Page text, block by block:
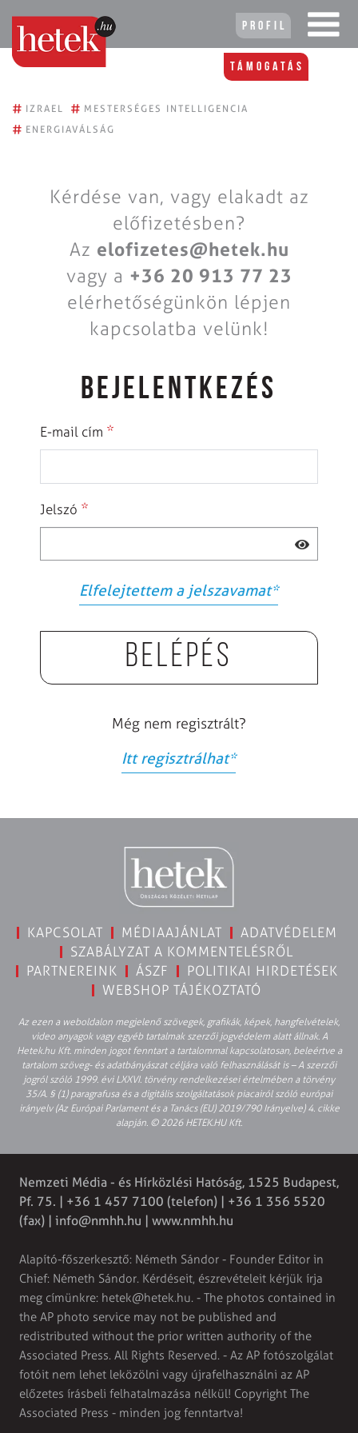
Profil
Támogatás
# IZRAEL # MESTERSÉGES INTELLIGENCIA
# ENERGIAVÁLSÁG
Kérdése van, vagy elakadt az
előfizetésben?
Az elofizetes@hetek.hu
vagy a +36 20 913 77 23
elérhetőségünkön lépjen
kapcsolatba velünk!
BEJELENTKEZÉS
E-mail cím *
Jelszó *
Elfelejtettem a jelszavamat*
Belépés
Még nem regisztrált?
Itt regisztrálhat*
KAPCSOLAT MÉDIAAJÁNLAT
ADATVÉDELEM
SZABÁLYZAT A KOMMENTELÉSRŐL
PARTNEREINK
ÁSZF
POLITIKAI HIRDETÉSEK
WEBSHOP TÁJÉKOZTATÓ
Az ezen a weboldalon megjelenő szövegek, grafikák, képek, hangfelvételek,
video anyagok vagy egyéb tartalmak szerzői jogvédelem alatt állnak. A
Hetek.hu Kft. minden jogot fenntart a tartalommal kapcsolatosan, beleértve a
tartalom szöveg- és adatbányászat céljára való felhasználását is – A szerzői
jogról szóló 1999. évi LXXVI. törvény rendelkezései értelmében a törvény
35/A. § (1) paragrafusa és a digitális szolgáltatások piacairól szóló európai
irányelv (Az Európai Parlament és a Tanács (EU) 2019/790 Irányelve) 4. cikke
alapján. © 2026 HETEK.HU Kft.
Nemzeti Média - és Hírközlési Hatóság, 1525 Budapest,
Pf. 75. | +36 1 457 7100 (telefon) | +36 1 356 5520
(fax) | info@nmhh.hu | www.nmhh.hu
Alapító-főszerkesztő: Németh Sándor - Founder Editor in
Chief: Németh Sándor. Kérdéseit, észrevételeit kérjük írja
meg címünkre: hetek@hetek.hu. - The photos contained in
the AP photo service may not be published and
redistributed without the prior written authority of the
Associated Press. All Rights Reserved. - Az AP fotószolgálat
fotóit nem lehet leközölni vagy újrafelhasználni az AP
előzetes írásbeli felhatalmazása nélkül! Copyright The
Associated Press - minden jog fenntartva!